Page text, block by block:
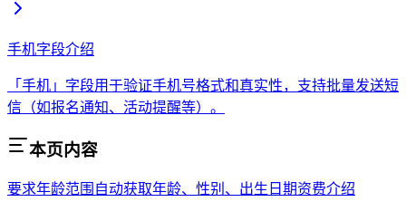
手机字段介绍
「手机」字段用于验证手机号格式和真实性，支持批量发送短
信（如报名通知、活动提醒等）。
本页内容
要求年龄范围 自动获取年龄、性别、出生日期资费介绍